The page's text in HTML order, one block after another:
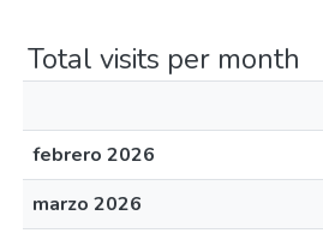
Total visits per month
febrero 2026
marzo 2026